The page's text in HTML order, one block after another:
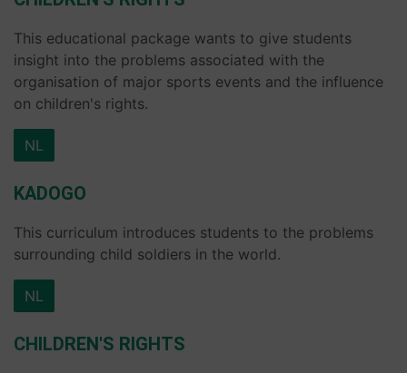
This educational package wants to give students
insight into the problems associated with the
organisation of major sports events and the influence
on children's rights.
NL
KADOGO
This curriculum introduces students to the problems
surrounding child soldiers in the world.
NL
CHILDREN'S RIGHTS